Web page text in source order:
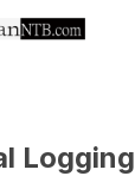
Logging